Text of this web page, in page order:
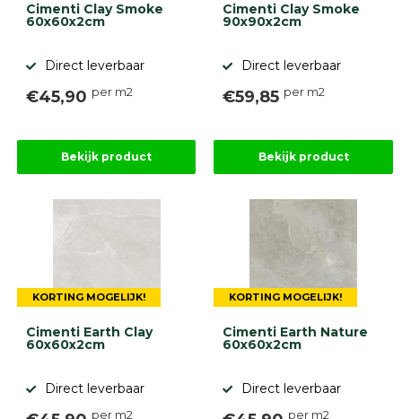
Cimenti Clay Smoke
60x60x2cm
Direct leverbaar
€45,90 per m2
Bekijk product
Cimenti Clay Smoke
90x90x2cm
Direct leverbaar
€59,85 per m2
Bekijk product
KORTING MOGELIJK!
Cimenti Earth Clay
60x60x2cm
Direct leverbaar
per m2
KORTING MOGELIJK!
Cimenti Earth Nature
60x60x2cm
Direct leverbaar
per m2